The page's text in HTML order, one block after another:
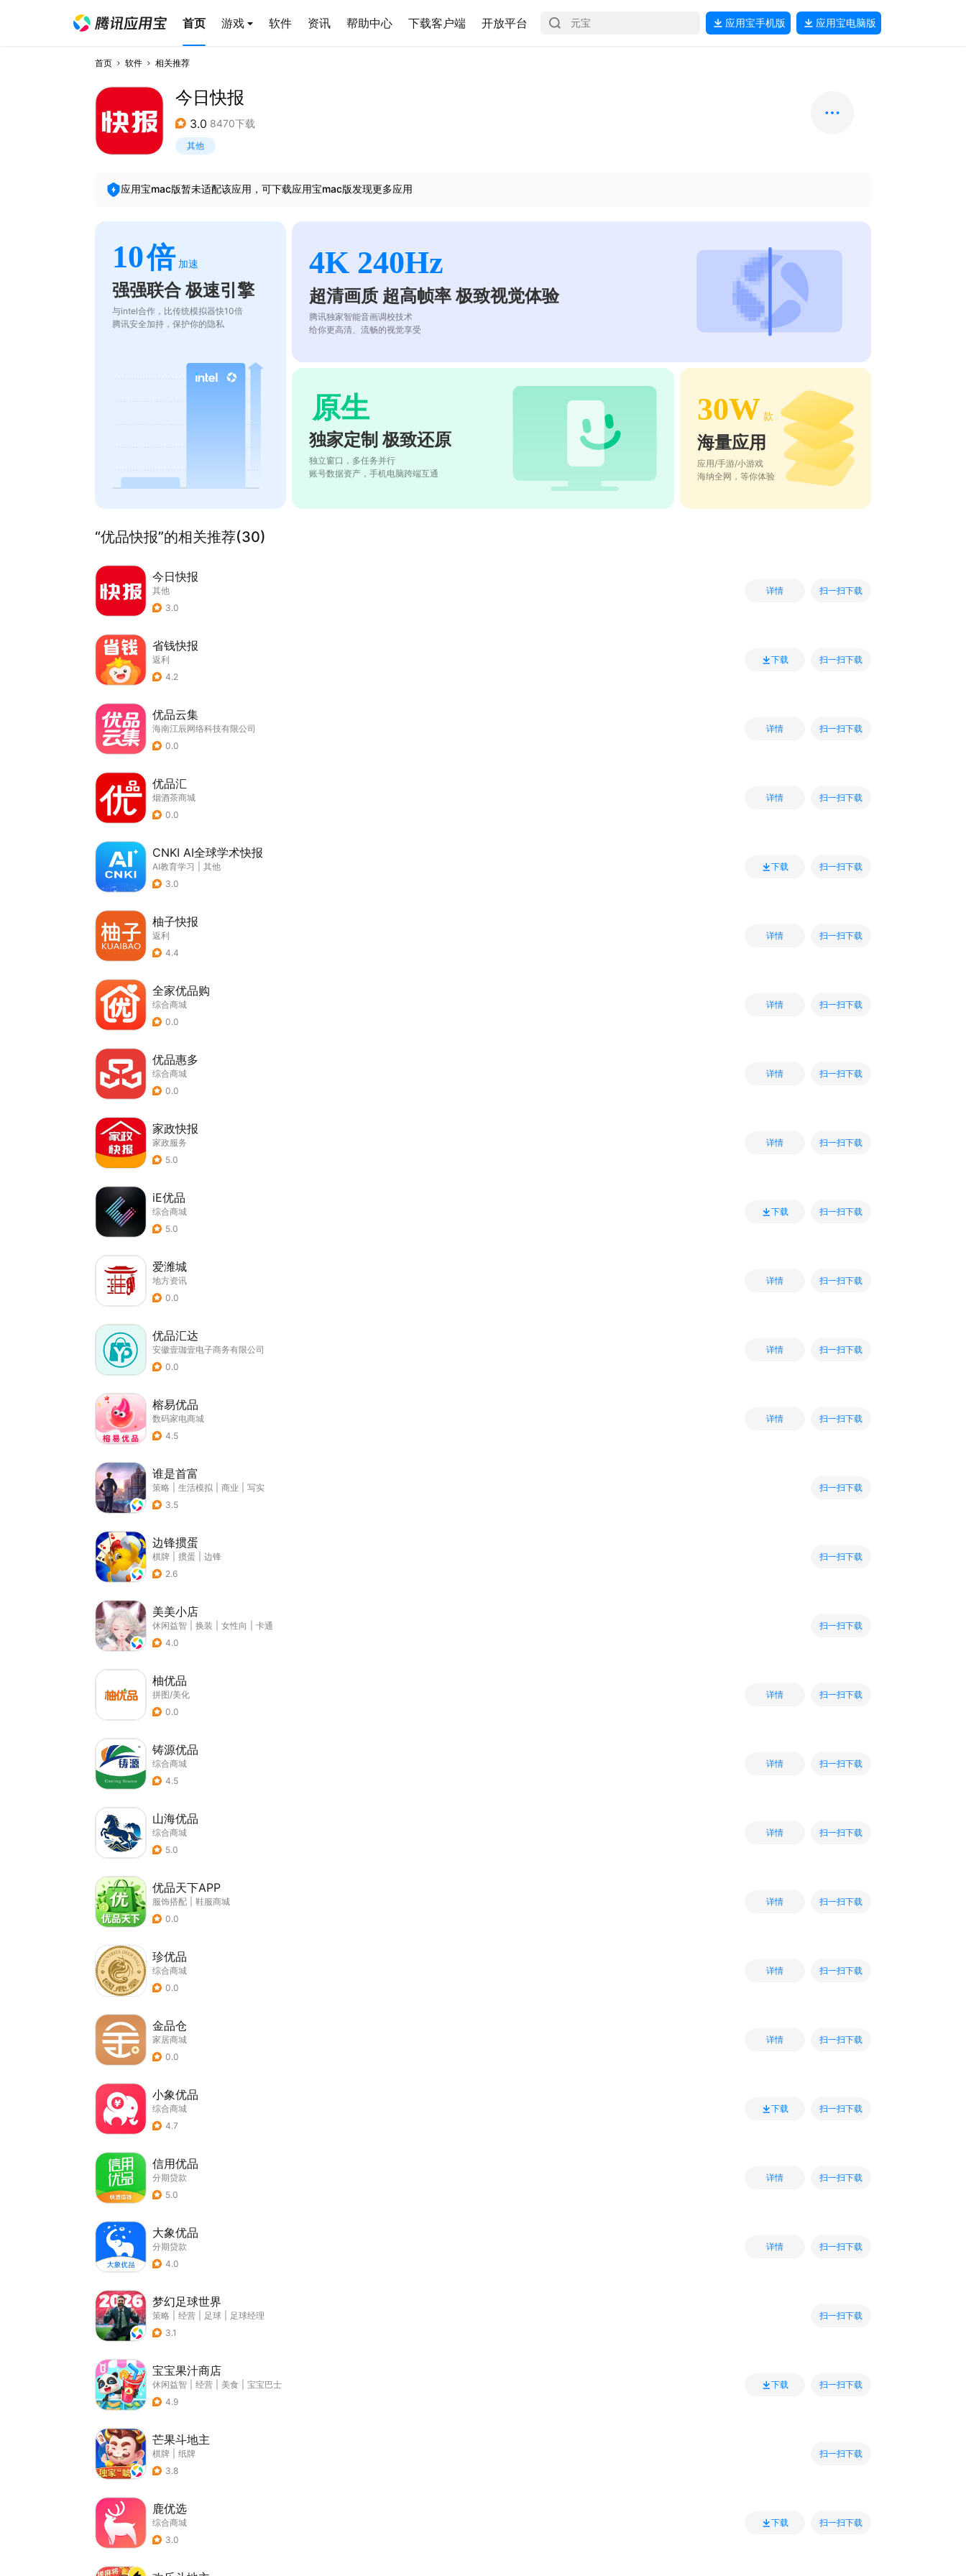
首页 游戏 软件 资讯 帮助中心 下载客户端 开放平台 应用宝手机版 应用宝电脑版
首页 软件 相关推荐
今日快报
3.0 8470下载
其他
应用宝mac版暂未适配该应用，可下载应用宝mac版发现更多应用
10倍 加速
强强联合 极速引擎
与intel合作，比传统模拟器快10倍
腾讯安全加持，保护你的隐私
4K 240Hz
超清画质 超高帧率 极致视觉体验
腾讯独家智能音画调校技术
给你更高清、流畅的视觉享受
原生
独家定制 极致还原
独立窗口，多任务并行
账号数据资产，手机电脑跨端互通
30W 款
海量应用
应用/手游/小游戏
海纳全网，等你体验
“优品快报”的相关推荐(30)
今日快报
其他
3.0
详情 扫一扫下载
省钱快报
返利
4.2
下载 扫一扫下载
优品云集
海南江辰网络科技有限公司
0.0
详情 扫一扫下载
优品汇
烟酒茶商城
0.0
详情 扫一扫下载
CNKI AI全球学术快报
AI教育学习
其他
3.0
下载 扫一扫下载
柚子快报
返利
4.4
详情 扫一扫下载
全家优品购
综合商城
0.0
详情 扫一扫下载
优品惠多
综合商城
0.0
详情 扫一扫下载
家政快报
家政服务
5.0
详情 扫一扫下载
iE优品
综合商城
5.0
下载 扫一扫下载
爱潍城
地方资讯
0.0
详情 扫一扫下载
优品汇达
安徽壹珈壹电子商务有限公司
0.0
详情 扫一扫下载
榕易优品
数码家电商城
4.5
详情 扫一扫下载
谁是首富
策略 生活模拟 商业
写实
3.5
扫一扫下载
边锋掼蛋
棋牌 掼蛋
边锋
2.6
扫一扫下载
美美小店
休闲益智 换装 女性向
卡通
4.0
扫一扫下载
柚优品
拼图/美化
0.0
详情 扫一扫下载
铸源优品
综合商城
4.5
详情 扫一扫下载
山海优品
综合商城
5.0
详情 扫一扫下载
优品天下APP
服饰搭配
鞋服商城
0.0
详情 扫一扫下载
珍优品
综合商城
0.0
详情 扫一扫下载
金品仓
家居商城
0.0
详情 扫一扫下载
小象优品
综合商城
4.7
下载 扫一扫下载
信用优品
分期贷款
5.0
详情 扫一扫下载
大象优品
分期贷款
4.0
详情 扫一扫下载
梦幻足球世界
策略 经营 足球
足球经理
3.1
扫一扫下载
宝宝果汁商店
休闲益智 经营 美食
宝宝巴士
4.9
下载 扫一扫下载
芒果斗地主
棋牌
纸牌
3.8
扫一扫下载
鹿优选
综合商城
3.0
下载 扫一扫下载